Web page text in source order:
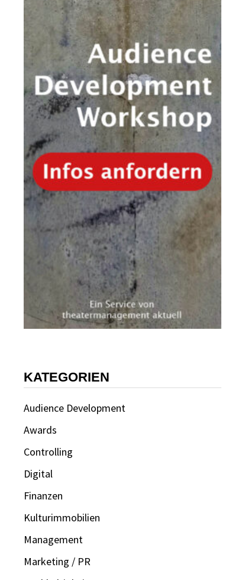
KATEGORIEN
Audience Development
Awards
Controlling
Digital
Finanzen
Kulturimmobilien
Management
Marketing / PR